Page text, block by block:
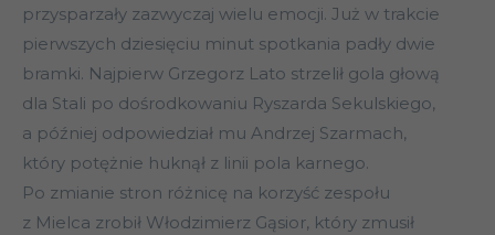
przysparzały zazwyczaj wielu emocji. Już w trakcie
pierwszych dziesięciu minut spotkania padły dwie
bramki. Najpierw Grzegorz Lato strzelił gola głową
dla Stali po dośrodkowaniu Ryszarda Sekulskiego,
a później odpowiedział mu Andrzej Szarmach,
który potężnie huknął z linii pola karnego.
Po zmianie stron różnicę na korzyść zespołu
z Mielca zrobił Włodzimierz Gąsior, który zmusił